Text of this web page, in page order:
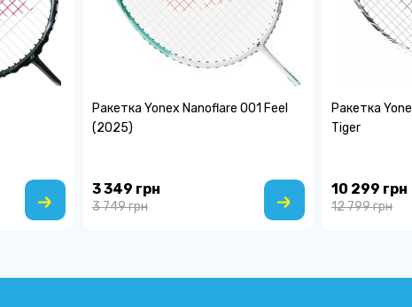
Ракетка Yonex Nanoflare 001 Feel
(2025)
3 349 грн
3 749 грн
Ракетка
Tiger
10 299 грн
12 799 грн